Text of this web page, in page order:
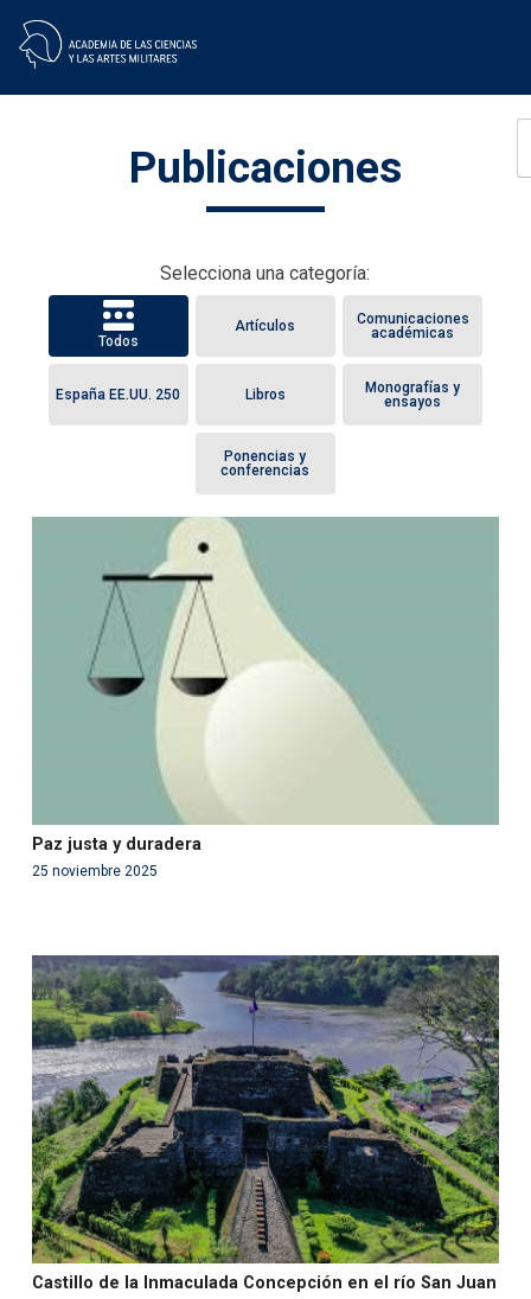
Publicaciones
Selecciona una categoría:
Todos
Artículos
Comunicaciones
académicas
España EE.UU. 250 Libros
Monografías y
ensayos
Ponencias y
conferencias
: Use of undefined constant php - assumed
'php' (this will throw an Error in a future version of PHP)
/var/www/acami.es/wp-
content/themes/fundcami/page-publicaciones.php
99
Paz justa y duradera
25 noviembre 2025
Warning: Use of undefined constant php - assumed
'php' (this will throw an Error in a future version of PHP)
in/var/www/acami.es/wp-
content/themes/fundcami/page-publicaciones.php
on line99
Castillo de la Inmaculada Concepción en el río San Juan